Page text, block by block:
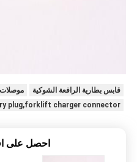
قابس بطارية الرافعة الشوكية
موصلات
plug,forklift charger connector
احصل على